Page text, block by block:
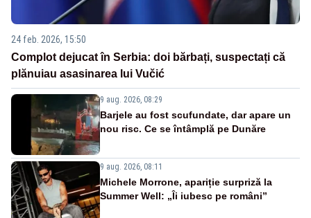
24 feb. 2026, 15:50
Complot dejucat în Serbia: doi bărbați, suspectați că
plănuiau asasinarea lui Vučić
9 aug. 2026, 08:29
Barjele au fost scufundate, dar apare un
nou risc. Ce se întâmplă pe Dunăre
9 aug. 2026, 08:11
Michele Morrone, apariție surpriză la
Summer Well: „Îi iubesc pe români”